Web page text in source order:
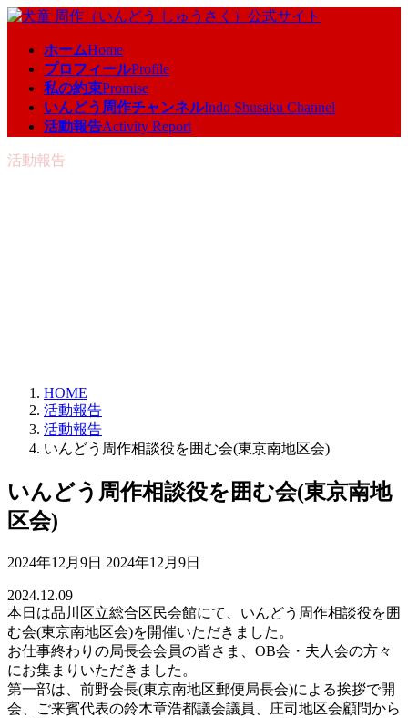
コ
ッ
ナ
移
ホームHome
プロフィールProfile
私の約束Promise
いんどう周作チャンネルIndo Shusaku Channel
活動報告Activity Report
活動報告
HOME
活動報告
活動報告
いんどう周作相談役を囲む会(東京南地区会)
いんどう周作相談役を囲む会(東京南地
区会)
2024年12月9日 最
新
日
時
:
2024年12月9日
2024.12.09
本日は品川区立総合区民会館にて、いんどう周作相談役を囲
む会(東京南地区会)を開催いただきました。
お仕事終わりの局長会会員の皆さま、OB会・夫人会の方々
にお集まりいただきました。
第一部は、前野会長(東京南地区郵便局長会)による挨拶で開
会、ご来賓代表の鈴木章浩都議会議員、庄司地区会顧問から